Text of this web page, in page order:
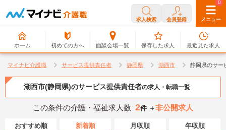
求人検索 会員登録 メニュー
ホーム 初めての方へ 面談会場一覧
0
保存した求人
0
最近見た求人
マイナビ介護職 サービス提供責任者 静岡県 湖西市 静岡県のサー
湖西市(静岡県)のサービス提供責任者の求人・転職一覧
この条件の介護・福祉求人数 2件 ＋非公開求人
おすすめ順 新着順 月収順 年収順